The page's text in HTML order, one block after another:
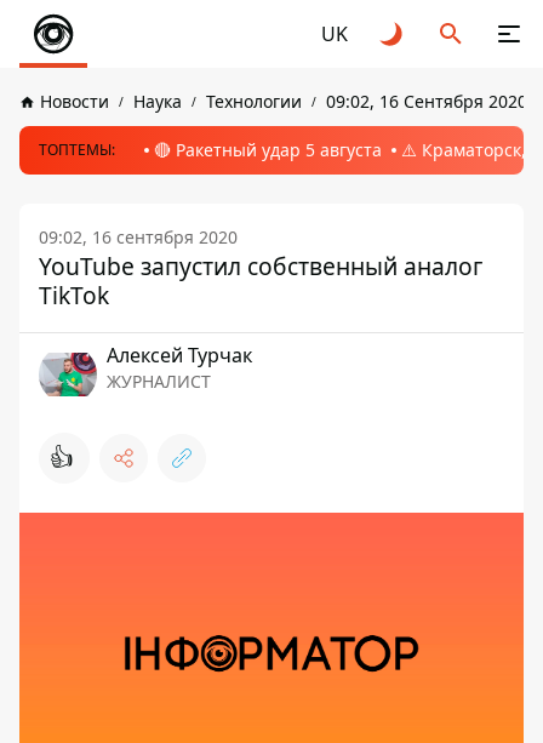
UK
Новости Наука Технологии 09:02, 16 Сентября 2020
ТОПТЕМЫ: 🔴 Ракетный удар 5 августа ⚠️ Краматорск,
09:02, 16 сентября 2020
YouTube запустил собственный аналог
TikTok
Алексей Турчак
ЖУРНАЛИСТ
👍